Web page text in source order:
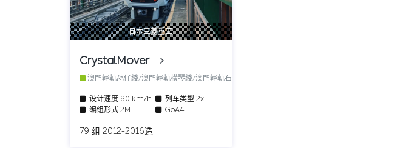
日本三菱重工
CrystalMover
澳門輕軌氹仔綫/澳門輕軌橫琴綫/澳門輕軌石排灣綫
设计速度 80 km/h 列车类型 2x
编组形式 2M GoA4
79 组 2012-2016造